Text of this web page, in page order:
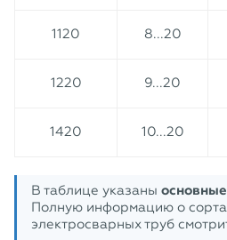
1120 8...20
1220 9...20
1420 10...20
В таблице указаны
Полную информацию о
электросварных труб